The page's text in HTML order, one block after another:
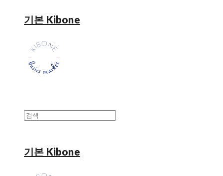
기본 Kibone
기본 Kibone